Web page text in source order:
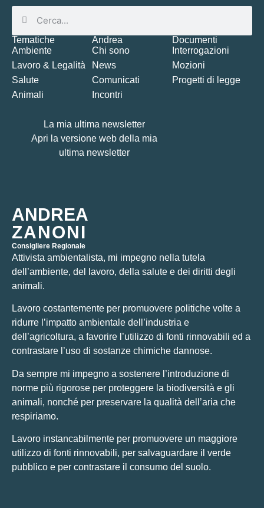
ANDREA
ZANONI
Consigliere Regionale
Attivista ambientalista, mi impegno nella tutela
dell’ambiente, del lavoro, della salute e dei diritti degli
animali.
Lavoro costantemente per promuovere politiche volte a
ridurre l’impatto ambientale dell’industria e
dell’agricoltura, a favorire l’utilizzo di fonti rinnovabili ed a
contrastare l’uso di sostanze chimiche dannose.
Da sempre mi impegno a sostenere l’introduzione di
norme più rigorose per proteggere la biodiversità e gli
animali, nonché per preservare la qualità dell’aria che
respiriamo.
Lavoro instancabilmente per promuovere un maggiore
utilizzo di fonti rinnovabili, per salvaguardare il verde
pubblico e per contrastare il consumo del suolo.
Tematiche
Ambiente
Lavoro & Legalità
Salute
Animali
Andrea
Chi sono
News
Comunicati
Incontri
Documenti
Interrogazioni
Mozioni
Progetti di legge
La mia ultima newsletter
Apri la versione web della mia
ultima newsletter